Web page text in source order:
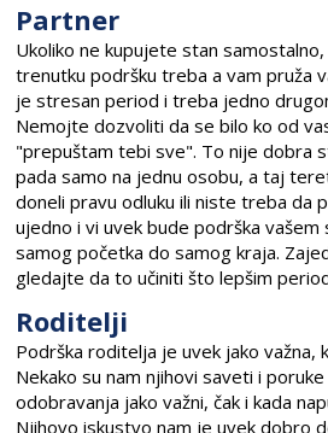
Partner
Ukoliko ne kupujete stan
trenutku podršku treba a vam pruža
je stresan period i treba jedno
Nemojte dozvoliti da se bilo ko od
"prepuštam tebi sve". To nije dobra
pada samo na jednu osobu, a taj
doneli pravu odluku ili niste treba da
ujedno i vi uvek bude podrška vašem
samog početka do samog kraja.
gledajte da to učiniti što lepšim
Roditelji
Podrška roditelja je uvek jako važna,
Nekako su nam njihovi saveti i
odobravanja jako važni, čak i kada
Njihovo iskustvo nam je uvek dobro